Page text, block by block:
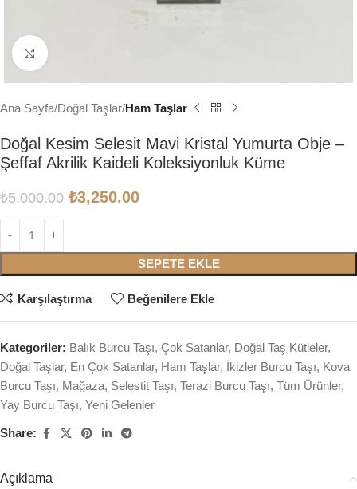
Ana Sayfa Doğal Taşlar Ham Taşlar
Doğal Kesim Selesit Mavi Kristal Yumurta Obje –
Şeffaf Akrilik Kaideli Koleksiyonluk Küme
₺5,000.00 ₺3,250.00
SEPETE EKLE
Karşılaştırma Beğenilere Ekle
Kategoriler: Balık Burcu Taşı, Çok Satanlar, Doğal Taş Kütleler,
Doğal Taşlar, En Çok Satanlar, Ham Taşlar, İkizler Burcu Taşı, Kova
Burcu Taşı, Mağaza, Selestit Taşı, Terazi Burcu Taşı, Tüm Ürünler,
Yay Burcu Taşı, Yeni Gelenler
Share:
Açıklama